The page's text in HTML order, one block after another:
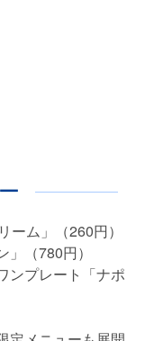
ーム」（260円）
（780円）
ンプレート「ナポ